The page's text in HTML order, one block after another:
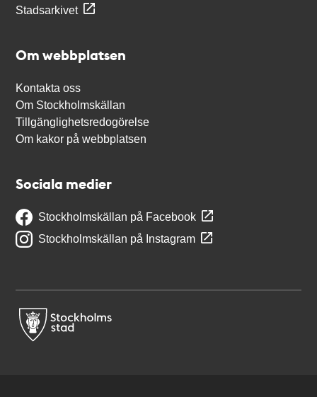
Stadsarkivet
Om webbplatsen
Kontakta oss
Om Stockholmskällan
Tillgänglighetsredogörelse
Om kakor på webbplatsen
Sociala medier
Stockholmskällan på Facebook
Stockholmskällan på Instagram